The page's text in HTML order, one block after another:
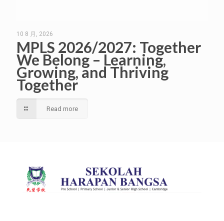
10 8 月, 2026
MPLS 2026/2027: Together
We Belong – Learning,
Growing, and Thriving
Together
Read more